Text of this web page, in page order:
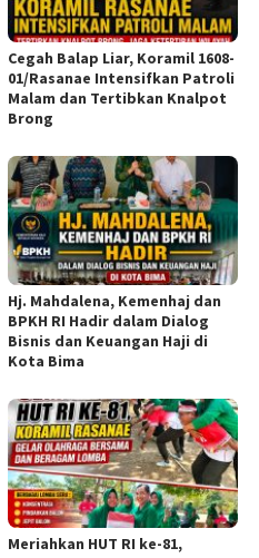
Cegah Balap Liar, Koramil 1608-
01/Rasanae Intensifkan Patroli
Malam dan Tertibkan Knalpot
Brong
Hj. Mahdalena, Kemenhaj dan
BPKH RI Hadir dalam Dialog
Bisnis dan Keuangan Haji di
Kota Bima
Meriahkan HUT RI ke-81,